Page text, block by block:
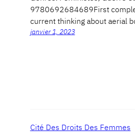
9780692684689First
current thinking about aerial
janvier 1, 2023
Cité Des Droits Des Femmes